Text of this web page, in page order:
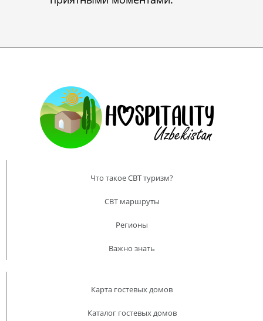
Что такое CBT туризм?
CBT маршруты
Регионы
Важно знать
Карта гостевых домов
Каталог гостевых домов